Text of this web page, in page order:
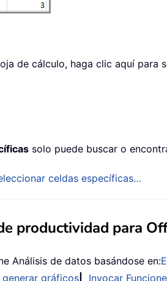
de cálculo, haga clic aquí para
solo puede buscar o
celdas específicas…
productividad para
Análisis de datos basándose en:
gráficos Invocar